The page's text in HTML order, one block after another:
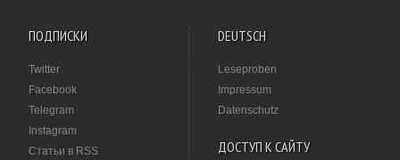
ПОДПИСКИ
Twitter
Facebook
Telegram
Instagram
Статьи в RSS
DEUTSCH
Leseproben
Impressum
Datenschutz
ДОСТУП К САЙТУ